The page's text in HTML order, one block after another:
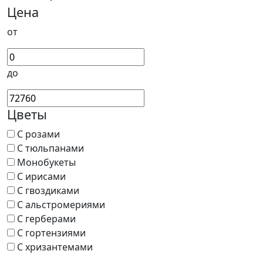
Цена
от
до
Цветы
С розами
С тюльпанами
Монобукеты
С ирисами
С гвоздиками
С альстромериями
С герберами
С гортензиями
С хризантемами